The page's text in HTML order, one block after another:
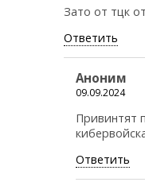
Зато от тцк
Ответить
Аноним
09.09.2024
Привинтят
Ответить